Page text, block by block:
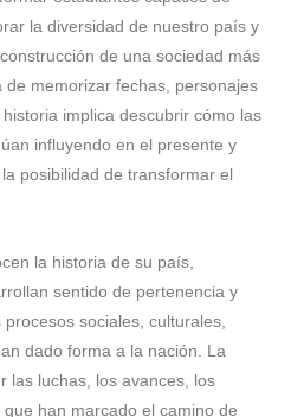
la diversidad de nuestro país y
de una sociedad más
de memorizar fechas, personajes
implica descubrir cómo las
influyendo en el presente y
posibilidad de transformar el
la historia de su país,
sentido de pertenencia y
sociales, culturales,
dado forma a la nación. La
las luchas, los avances, los
han marcado el camino de